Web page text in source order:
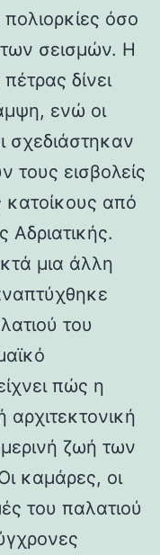
όσο
των σεισμών. Η
δίνει
ενώ οι
σχεδιάστηκαν
τους εισβολείς
κατοίκους από
Αδριατικής.
μια άλλη
του
πώς η
ζωή των
καμάρες, οι
του παλατιού